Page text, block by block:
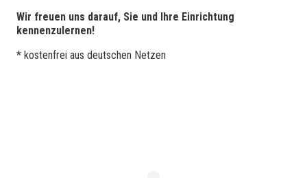
Wir freuen uns darauf, Sie und Ihre Einrichtung
kennenzulernen!
* kostenfrei aus deutschen Netzen